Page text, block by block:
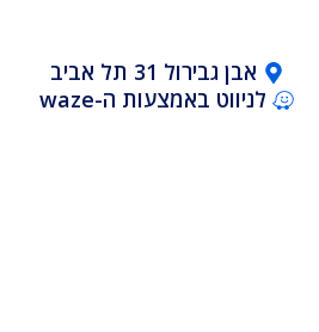
אבן גבירול 31 תל אביב
לניווט באמצעות ה-waze